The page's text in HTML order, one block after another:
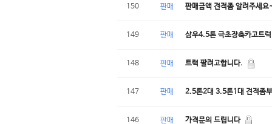
150 판매 판매금액 견적좀 알려주세
149 판매 삼우4.5톤 극초장축카고트
148 판매 트럭 팔려고합니다.
147 판매 2.5톤2대 3.5톤1대 견적좀
146 판매 가격문의 드립니다